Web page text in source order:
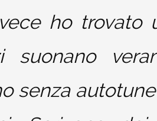
ho trovato
suonano
senza